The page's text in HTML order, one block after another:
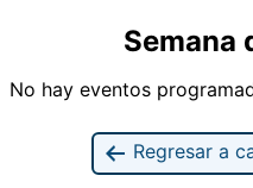
Semana
No hay eventos
Regresar a